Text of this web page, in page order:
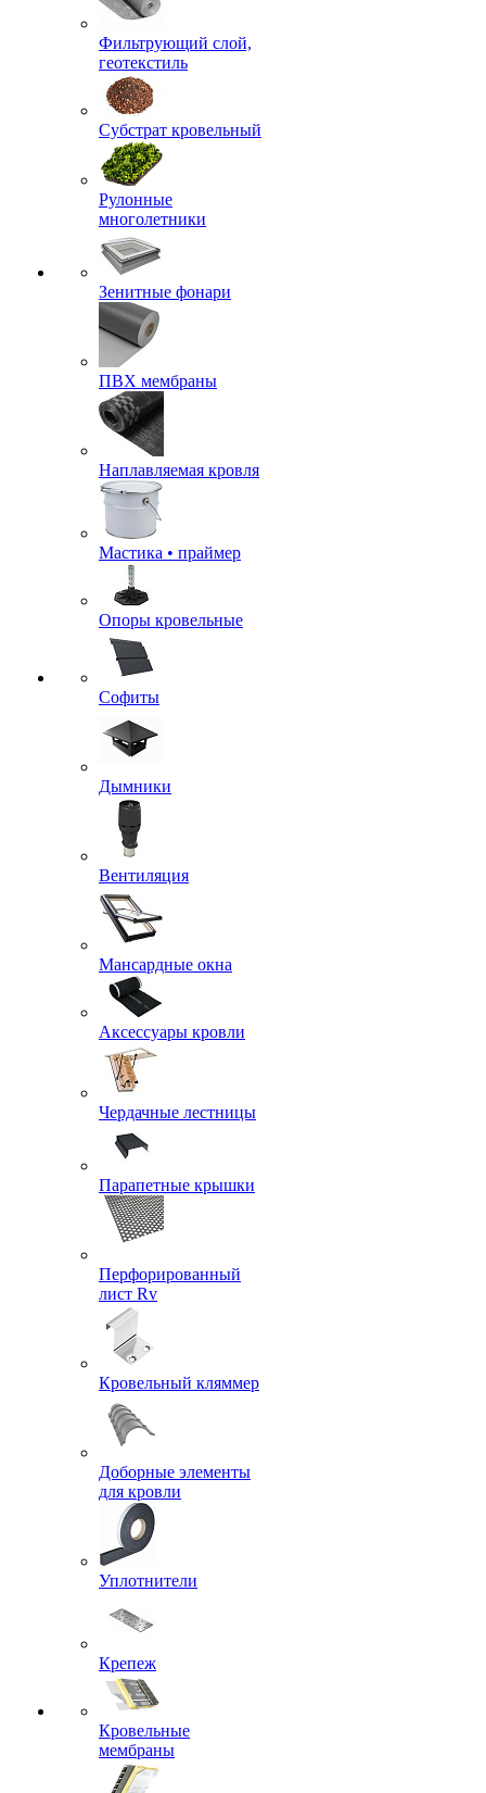
Фильтрующий слой,
геотекстиль
Субстрат кровельный
Рулонные
многолетники
Зенитные фонари
ПВХ мембраны
Наплавляемая кровля
Мастика • праймер
Опоры кровельные
Софиты
Дымники
Вентиляция
Мансардные окна
Аксессуары кровли
Чердачные лестницы
Парапетные крышки
Перфорированный
лист Rv
Кровельный кляммер
Доборные элементы
для кровли
Уплотнители
Крепеж
Кровельные
мембраны